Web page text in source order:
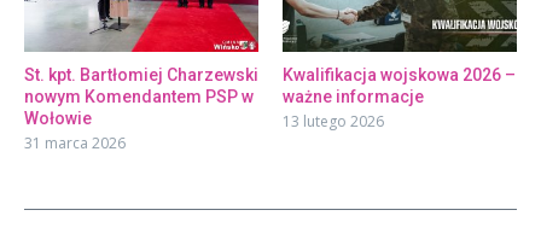
St. kpt. Bartłomiej Charzewski
nowym Komendantem PSP w
Wołowie
31 marca 2026
Kwalifikacja wojskowa 2026 –
ważne informacje
13 lutego 2026